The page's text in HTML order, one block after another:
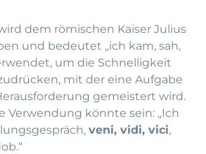
dem römischen Kaiser Julius
und bedeutet „ich kam, sah,
um die Schnelligkeit
mit der eine Aufgabe
gemeistert wird.
Verwendung könnte sein: „Ich
veni, vidi, vici,